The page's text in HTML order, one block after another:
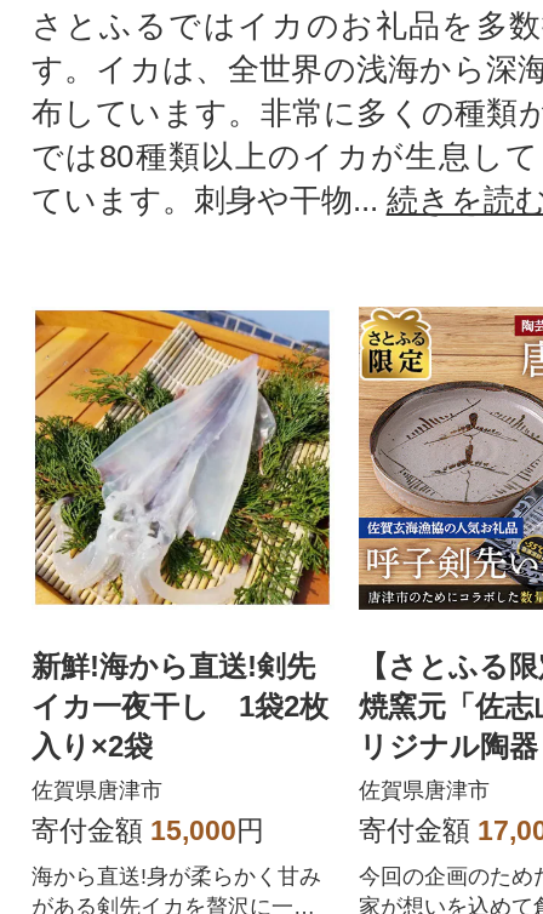
さとふるではイカのお礼品を多
す。イカは、全世界の浅海から深
布しています。非常に多くの種類
では80種類以上のイカが生息し
ています。刺身や干物... 続きを読
新鮮!海から直送!剣先
イカ一夜干し 1袋2枚
入り×2袋
佐賀県唐津市
寄付金額 15,000円
海から直送!身が柔らかく甘み
がある剣先イカを贅沢に一夜
【さとふる
焼窯元「佐志
リジナル陶
先いか姿造
【数量限定】
佐賀県唐津市
寄付金額
今回の企画のため
家が想いを込めて